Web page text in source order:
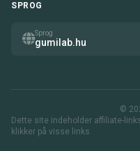
SPROG
Sprog
gumilab.hu
©
Dette site indeholder affiliate-
klikker på visse links.